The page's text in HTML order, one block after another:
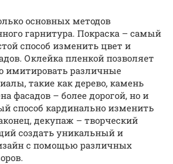
основных методов
гарнитура. Покраска – самый
способ изменить цвет и
Оклейка пленкой позволяет
имитировать различные
такие как дерево, камень
фасадов – более дорогой, но и
способ кардинально изменить
декупаж – творческий
создать уникальный и
с помощью различных